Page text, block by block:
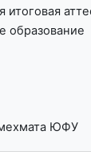
итоговая
образование
ЮФУ